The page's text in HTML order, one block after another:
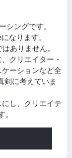
シングです。
なります。
ありません。
クリエイター・
ーションなど全
剣に考えていま
し、クリエイテ
。